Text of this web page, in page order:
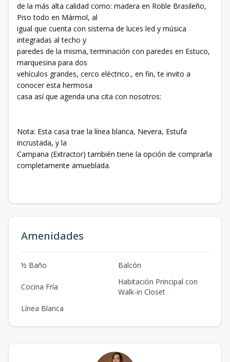
de la más alta calidad como: madera en Roble Brasileño,
Piso todo en Mármol, al
igual que cuenta con sistema de luces led y música
integradas al techo y
paredes de la misma, terminación con paredes en Estuco,
marquesina para dos
vehículos grandes, cerco eléctrico., en fin, te invito a
conocer esta hermosa
casa así que agenda una cita con nosotros:
Nota: Esta casa trae la línea blanca, Nevera, Estufa
incrustada, y la
Campana (Extractor) también tiene la opción de comprarla
completamente amueblada.
Amenidades
½ Baño Balcón
Cocina Fría
Habitación Principal con
Walk-in Closet
Línea Blanca